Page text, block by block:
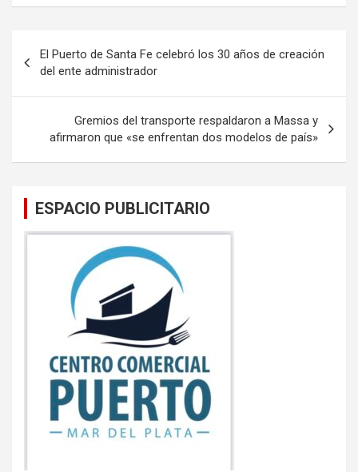
ce
b
o
o
tt
er
ail at
A
p
p
de
entradas
El Puerto de Santa Fe celebró los 30 años de creación
del ente administrador
Gremios del transporte respaldaron a Massa y
afirmaron que «se enfrentan dos modelos de país»
ESPACIO PUBLICITARIO